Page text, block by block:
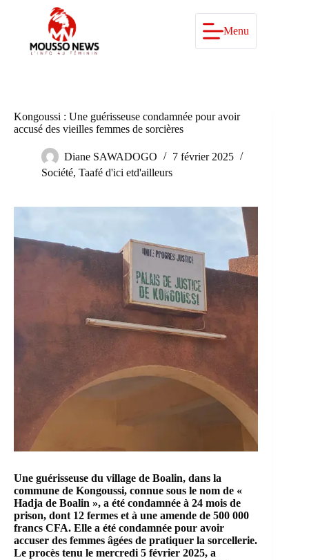
Menu
Kongoussi : Une guérisseuse condamnée pour avoir
accusé des vieilles femmes de sorcières
Diane SAWADOGO
7 février 2025
Société, Taafé d'ici etd'ailleurs
Une guérisseuse du village de Boalin, dans la
commune de Kongoussi, connue sous le nom de «
Hadja de Boalin », a été condamnée à 24 mois de
prison, dont 12 fermes et à une amende de 500 000
francs CFA. Elle a été condamnée pour avoir
accuser des femmes âgées de pratiquer la sorcellerie.
Le procès tenu le mercredi 5 février 2025, a